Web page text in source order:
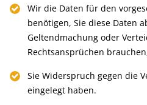
Wir die Daten für den
benötigen, Sie diese Daten
Geltendmachung oder
Rechtsansprüchen
Sie Widerspruch gegen die
eingelegt haben.